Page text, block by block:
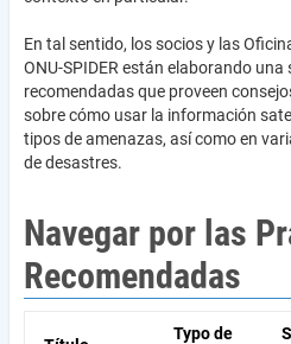
En tal sentido, los socios y las
ONU-SPIDER están elaborando una
recomendadas que proveen
sobre cómo usar la información
tipos de amenazas, así como en
de desastres.
Navegar por las
Recomendadas
Typo de